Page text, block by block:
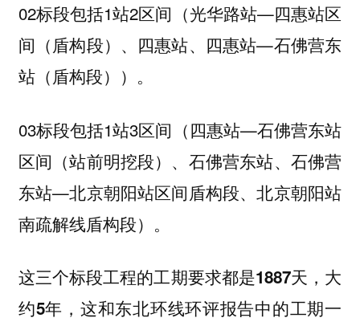
02标段包括1站2区间（光华路站—四惠站区
间（盾构段）、四惠站、四惠站—石佛营东
站（盾构段））。
03标段包括1站3区间（四惠站—石佛营东站
区间（站前明挖段）、石佛营东站、石佛营
东站—北京朝阳站区间盾构段、北京朝阳站
南疏解线盾构段）。
这三个标段工程的工期要求都是1887天，大
约5年 ，这和东北环线环评报告中的工期一